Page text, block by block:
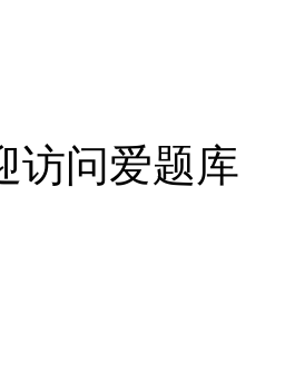
访问爱题库